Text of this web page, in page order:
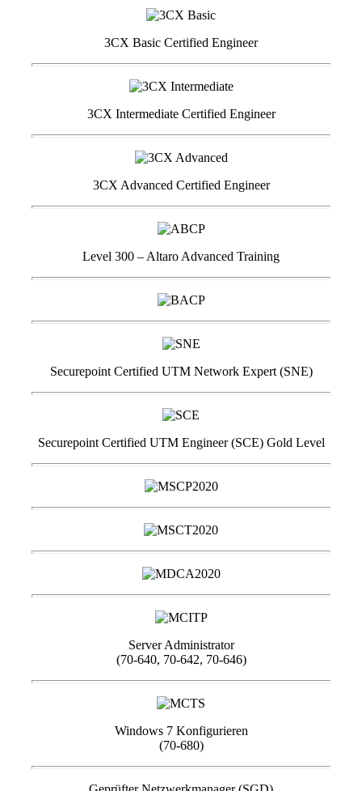
3CX Basic Certified Engineer
3CX Intermediate Certified Engineer
3CX Advanced Certified Engineer
Level 300 – Altaro Advanced Training
Securepoint Certified UTM Network Expert (SNE)
Securepoint Certified UTM Engineer (SCE) Gold Level
Server Administrator
(70-640, 70-642, 70-646)
Windows 7 Konfigurieren
(70-680)